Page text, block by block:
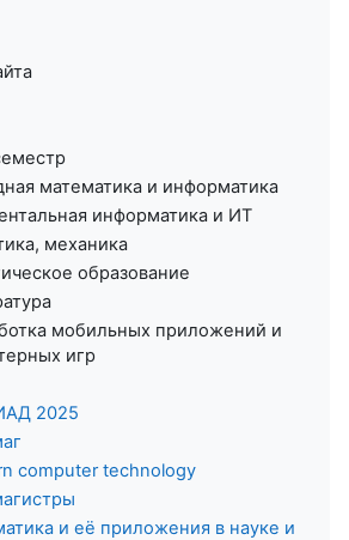
математика и информатика
информатика и ИТ
механика
образование
мобильных приложений и
игр
2025
computer technology
и её приложения в науке и